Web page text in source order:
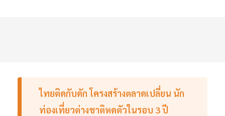
ไทยติดกับดัก โครงสร้างตลาดเปลี่ยน นัก
ท่องเที่ยวต่างชาติหดตัวในรอบ 3 ปี